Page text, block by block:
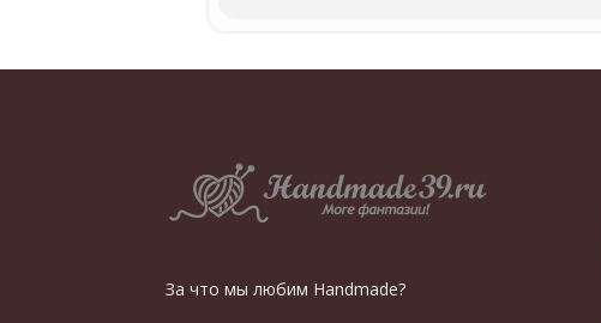
За что мы любим Handmade?